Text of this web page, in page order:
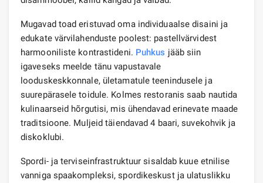
Mugavad toad eristuvad oma individuaalse disaini ja
edukate värvilahenduste poolest: pastellvärvidest
harmooniliste kontrastideni. Puhkus jääb siin
igaveseks meelde tänu vapustavale
looduskeskkonnale, ületamatule teenindusele ja
suurepärasele toidule. Kolmes restoranis saab nautida
kulinaarseid hõrgutisi, mis ühendavad erinevate maade
traditsioone. Muljeid täiendavad 4 baari, suvekohvik ja
diskoklubi.
Spordi- ja terviseinfrastruktuur sisaldab kuue etnilise
vanniga spaakompleksi, spordikeskust ja ulatuslikku